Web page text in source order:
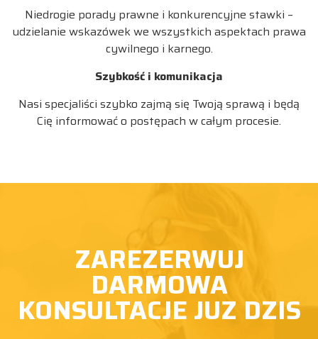
Niedrogie porady prawne i konkurencyjne stawki –
udzielanie wskazówek we wszystkich aspektach prawa
cywilnego i karnego.
Szybkość i komunikacja
Nasi specjaliści szybko zajmą się Twoją sprawą i będą
Cię informować o postępach w całym procesie.
ZAREZERWUJ
DARMOWA
KONSULTACJE JUZ DZIS